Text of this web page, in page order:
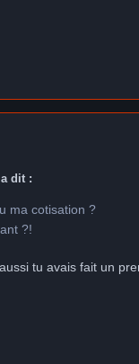
dit :
ma cotisation ?
?!
tu avais fait un